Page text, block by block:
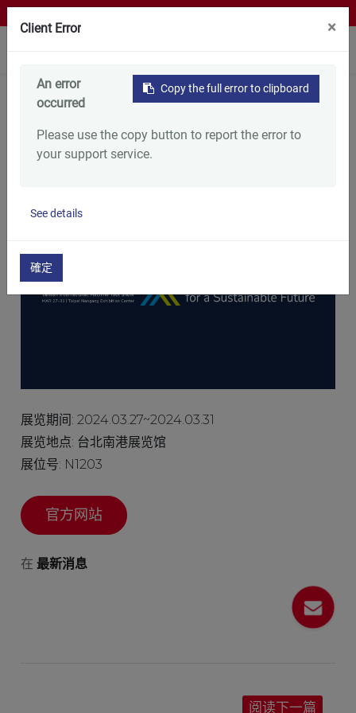
首页 支持服务 最新消息 TMTS 2024
TMTS 2024
展览期间: 2024.03.27~2024.03.31
展览地点: 台北南港展览馆
展位号: N1203
官方网站
在 最新消息
阅读下一篇
Client Error ×
Copy the full error to clipboard
An error
occurred
Please use the copy button to report the error to
your support service.
See details
確定